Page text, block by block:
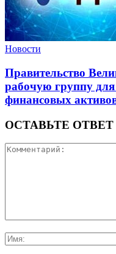
Новости
Правительство
рабочую группу
финансовых
ОСТАВЬТЕ ОТВЕТ